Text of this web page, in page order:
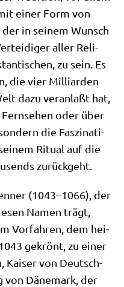
einer Form von
in sei­nem Wunsch
aller Reli­
zu sein. Es
die vier Mil­li­ar­den
dazu ver­an­laßt hat,
oder über
die Fas­zi­na­ti­
Ritu­al auf die
zurückgeht.
(1043–1066), der
Namen trägt,
Vor­fah­ren, dem hei­
gekrönt, zu einer
Kai­ser von Deutsch­
von Däne­mark, der